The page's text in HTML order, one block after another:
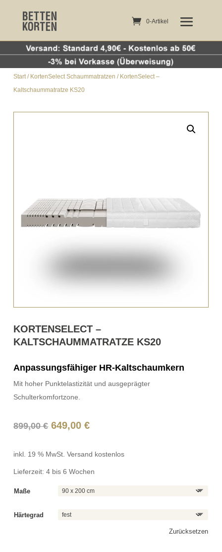
0-Artikel
Start/ KortenSelect Schaummatratzen / KortenSelect –
Kaltschaummatratze KS20
KORTENSELECT –
KALTSCHAUMMATRATZE KS20
Anpassungsfähiger HR-Kaltschaumkern
Mit hoher Punktelastizität und ausgeprägter
Schulterkomfortzone.
899,00€ Ursprünglicher
war:
649,00€Aktueller
ist:
inkl. 19 % MwSt. Versand kostenlos
Lieferzeit:4 bis 6 Wochen
Maße
Härtegrad
Zurücksetzen